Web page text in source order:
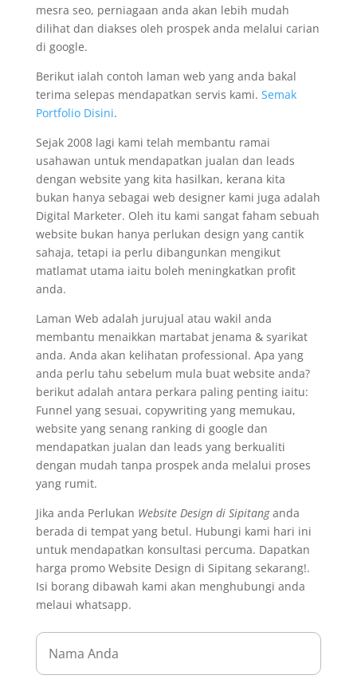
mesra seo, perniagaan anda akan lebih mudah
dilihat dan diakses oleh prospek anda melalui carian
di google.
Berikut ialah contoh laman web yang anda bakal
terima selepas mendapatkan servis kami. Semak
Portfolio Disini.
Sejak 2008 lagi kami telah membantu ramai
usahawan untuk mendapatkan jualan dan leads
dengan website yang kita hasilkan, kerana kita
bukan hanya sebagai web designer kami juga adalah
Digital Marketer. Oleh itu kami sangat faham sebuah
website bukan hanya perlukan design yang cantik
sahaja, tetapi ia perlu dibangunkan mengikut
matlamat utama iaitu boleh meningkatkan profit
anda.
Laman Web adalah jurujual atau wakil anda
membantu menaikkan martabat jenama & syarikat
anda. Anda akan kelihatan professional. Apa yang
anda perlu tahu sebelum mula buat website anda?
berikut adalah antara perkara paling penting iaitu:
Funnel yang sesuai, copywriting yang memukau,
website yang senang ranking di google dan
mendapatkan jualan dan leads yang berkualiti
dengan mudah tanpa prospek anda melalui proses
yang rumit.
Jika anda Perlukan Website Design di Sipitanganda
berada di tempat yang betul. Hubungi kami hari ini
untuk mendapatkan konsultasi percuma. Dapatkan
harga promo Website Design di Sipitang sekarang!.
Isi borang dibawah kami akan menghubungi anda
melaui whatsapp.